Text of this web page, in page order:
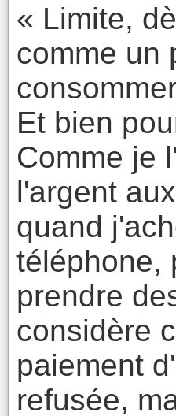
« Limite,
comme un
Et bien
Comme je
l'argent
quand
téléphone,
prendre
considère
paiement
refusée,